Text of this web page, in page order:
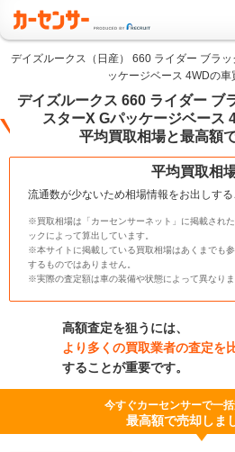
デイズルークス（日産） 660 ライダー ブラ
ッケージベース 4WDの車
デイズルークス 660 ライダー ブ
スターX Gパッケージベース
平均買取相場と最高額
平均買取相
流通数が少ないため相場情報をお出しする
※買取相場は「カーセンサーネット」に掲載され
ックによって算出しています。
※本サイトに掲載している買取相場はあくまでも
するものではありません。
※実際の査定額は車の装備や状態によって異なりま
高額査定を狙うには、
より多くの買取業者の査定を
することが重要です。
今すぐカーセンサーで一
最高額で売却しま